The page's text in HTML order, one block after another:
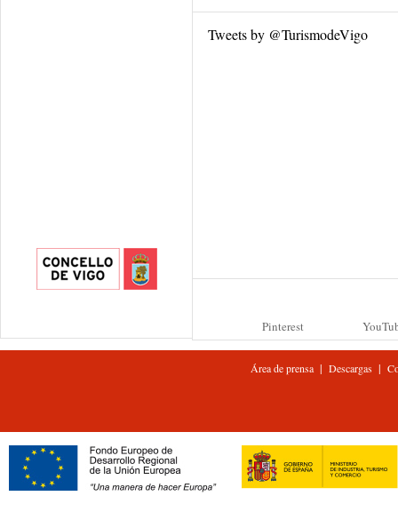
Tweets by @TurismodeVigo
Pinterest
Área de prensa| Descargas|